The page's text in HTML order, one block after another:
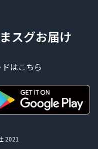
スグお届け
はこちら
2021